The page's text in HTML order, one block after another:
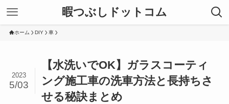
暇つぶしドットコム
ホーム DIY 車
【水洗いでOK】ガラスコーティ
ング施工車の洗車方法と長持ちさ
せる秘訣まとめ
2023
5/03